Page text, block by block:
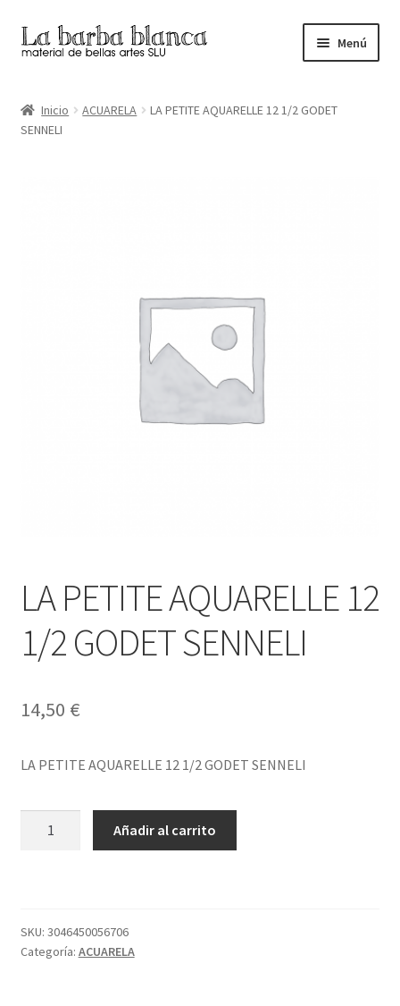
Ir
a
navegación
Ir
al
Menú
Carrito
Inicio ACUARELA
LA PETITE AQUARELLE 12 1/2 GODET
SENNELI
LA PETITE AQUARELLE 12
1/2 GODET SENNELI
14,50 €
LA PETITE AQUARELLE 12 1/2 GODET SENNELI
GODET
SENNELI
Añadir al carrito
SKU: 3046450056706
Categoría: ACUARELA